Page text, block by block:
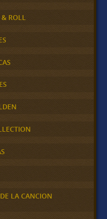
& ROLL
LA CANCION